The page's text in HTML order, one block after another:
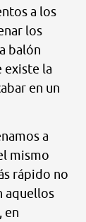
a los
los
balón
existe la
en un
a
mismo
rápido no
aquellos
en